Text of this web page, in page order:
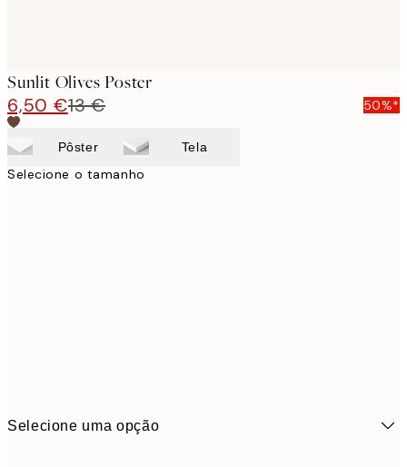
Sunlit Olives Poster
6,50 €13 € 50%*
Pôster Tela
Selecione o tamanho
Selecione uma opção